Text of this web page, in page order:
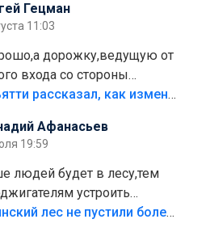
Гецман
11:03
дорожку,ведущую от
входа со стороны
к аттракционам слабо
и зимой
и испортилась.Да
украли.
Глава Тольятти рассказал, как изменится парк Центрального района
Афанасьев
19:59
людей будет в лесу,тем
устроить
разводит костры,тех
В тольяттинский лес не пустили более тысячи автомобилей